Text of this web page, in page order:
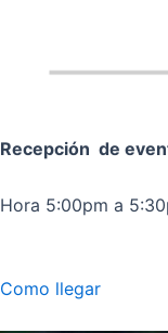
Recepción de
Hora 5:00pm a
Como llegar